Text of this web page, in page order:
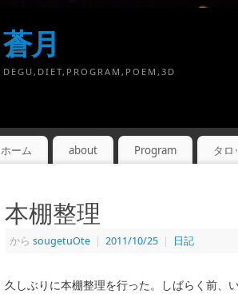
蒼月
DEGU,DIET,PROGRAM,POEM,3D
ホーム about Program タロ
本棚整理
から sougetuOte | 2011/10/25 | 日記
久しぶりに本棚整理を行った。しばらく前、